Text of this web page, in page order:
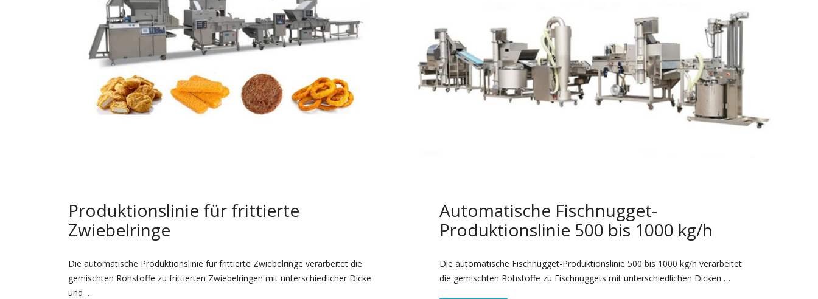
Produktionslinie für frittierte
Zwiebelringe
Die automatische Produktionslinie für frittierte Zwiebelringe verarbeitet die
gemischten Rohstoffe zu frittierten Zwiebelringen mit unterschiedlicher Dicke
und …
Automatische Fischnugget-
Produktionslinie 500 bis 1000 kg/h
Die automatische Fischnugget-Produktionslinie 500 bis 1000 kg/h verarbeitet
die gemischten Rohstoffe zu Fischnuggets mit unterschiedlichen Dicken …